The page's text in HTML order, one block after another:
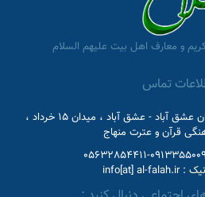
کریم و معارف اهل بیت علیهم السلام
تماس
استان خراسان جنوبی ، شهرستان عشق آباد - عشق آباد ، میدان 15 خرداد ،
قرآن و عترت منهاج
09133550097-
:
info[at] al-falah.ir